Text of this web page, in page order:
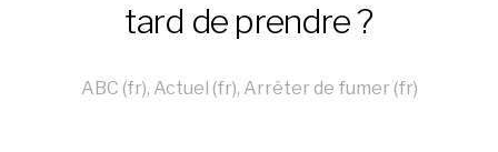
tard de prendre ?
ABC (fr), Actuel (fr), Arrêter de fumer (fr)